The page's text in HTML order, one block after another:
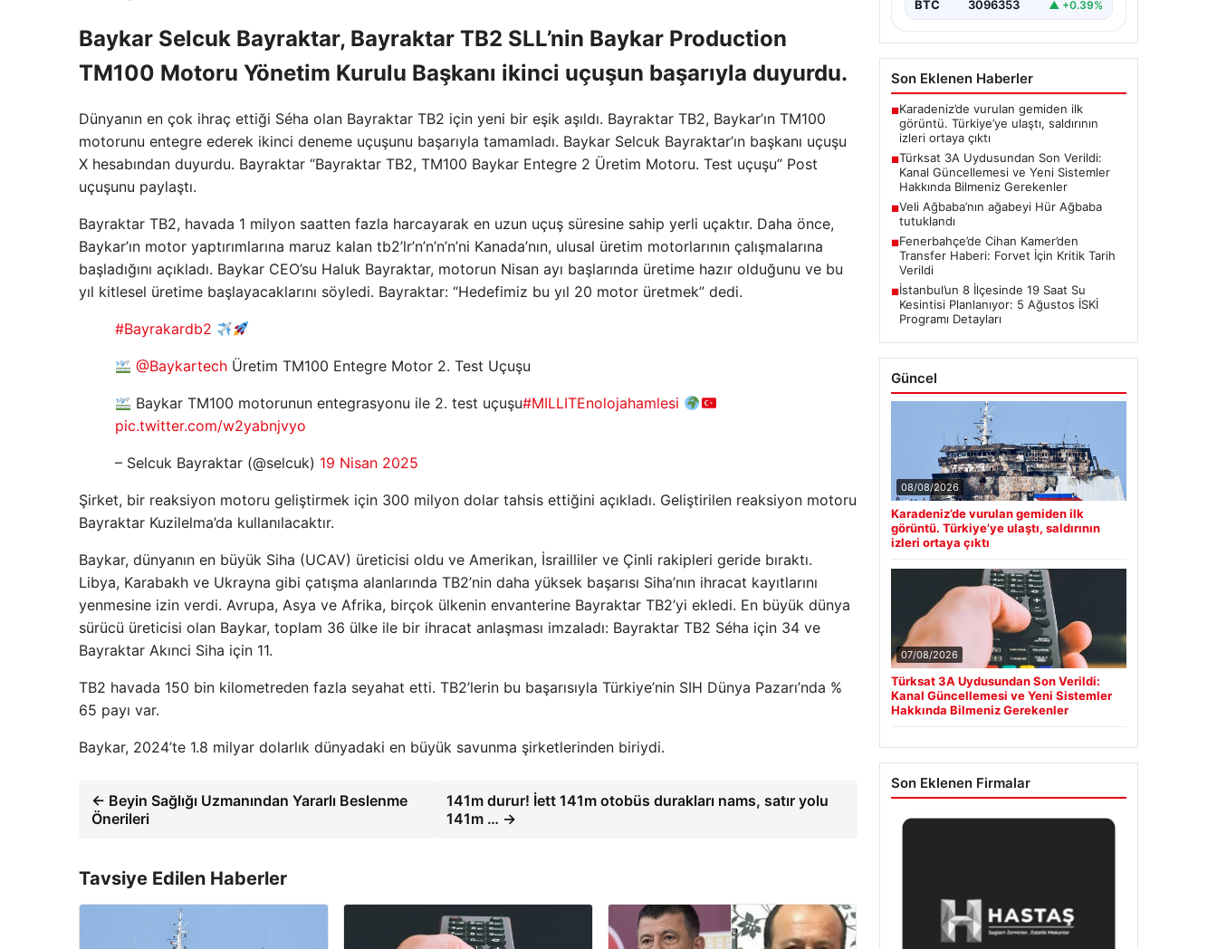
Baykar Selcuk Bayraktar, Bayraktar TB2 SLL’nin Baykar Production
TM100 Motoru Yönetim Kurulu Başkanı ikinci uçuşun başarıyla duyurdu.
Dünyanın en çok ihraç ettiği Séha olan Bayraktar TB2 için yeni bir eşik aşıldı. Bayraktar TB2, Baykar’ın TM100
motorunu entegre ederek ikinci deneme uçuşunu başarıyla tamamladı. Baykar Selcuk Bayraktar’ın başkanı uçuşu
X hesabından duyurdu. Bayraktar “Bayraktar TB2, TM100 Baykar Entegre 2 Üretim Motoru. Test uçuşu” Post
uçuşunu paylaştı.
Bayraktar TB2, havada 1 milyon saatten fazla harcayarak en uzun uçuş süresine sahip yerli uçaktır. Daha önce,
Baykar’ın motor yaptırımlarına maruz kalan tb2’lr’n’n’n’n’ni Kanada’nın, ulusal üretim motorlarının çalışmalarına
başladığını açıkladı. Baykar CEO’su Haluk Bayraktar, motorun Nisan ayı başlarında üretime hazır olduğunu ve bu
yıl kitlesel üretime başlayacaklarını söyledi. Bayraktar: “Hedefimiz bu yıl 20 motor üretmek” dedi.
#Bayrakardb2
@Baykartech Üretim TM100 Entegre Motor 2. Test Uçuşu
Baykar TM100 motorunun entegrasyonu ile 2. test uçuşu#MILLITEnolojahamlesi
pic.twitter.com/w2yabnjvyo
– Selcuk Bayraktar (@selcuk) 19 Nisan 2025
Şirket, bir reaksiyon motoru geliştirmek için 300 milyon dolar tahsis ettiğini açıkladı. Geliştirilen reaksiyon motoru
Bayraktar Kuzilelma’da kullanılacaktır.
Baykar, dünyanın en büyük Siha (UCAV) üreticisi oldu ve Amerikan, İsrailliler ve Çinli rakipleri geride bıraktı.
Libya, Karabakh ve Ukrayna gibi çatışma alanlarında TB2’nin daha yüksek başarısı Siha’nın ihracat kayıtlarını
yenmesine izin verdi. Avrupa, Asya ve Afrika, birçok ülkenin envanterine Bayraktar TB2’yi ekledi. En büyük dünya
sürücü üreticisi olan Baykar, toplam 36 ülke ile bir ihracat anlaşması imzaladı: Bayraktar TB2 Séha için 34 ve
Bayraktar Akınci Siha için 11.
TB2 havada 150 bin kilometreden fazla seyahat etti. TB2’lerin bu başarısıyla Türkiye’nin SIH Dünya Pazarı’nda %
65 payı var.
Baykar, 2024’te 1.8 milyar dolarlık dünyadaki en büyük savunma şirketlerinden biriydi.
← Beyin Sağlığı Uzmanından Yararlı Beslenme
Önerileri
141m durur! İett 141m otobüs durakları nams, satır yolu
141m … →
Tavsiye Edilen Haberler
BTC 3096353 ▲ +0.39%
Son Eklenen Haberler
■Karadeniz’de vurulan gemiden ilk
görüntü. Türkiye’ye ulaştı, saldırının
izleri ortaya çıktı
■Türksat 3A Uydusundan Son Verildi:
Kanal Güncellemesi ve Yeni Sistemler
Hakkında Bilmeniz Gerekenler
■Veli Ağbaba’nın ağabeyi Hür Ağbaba
tutuklandı
■Fenerbahçe’de Cihan Kamer’den
Transfer Haberi: Forvet İçin Kritik Tarih
Verildi
■İstanbul’un 8 İlçesinde 19 Saat Su
Kesintisi Planlanıyor: 5 Ağustos İSKİ
Programı Detayları
Güncel
08/08/2026
Karadeniz’de vurulan gemiden ilk
görüntü. Türkiye’ye ulaştı, saldırının
izleri ortaya çıktı
07/08/2026
Türksat 3A Uydusundan Son Verildi:
Kanal Güncellemesi ve Yeni Sistemler
Hakkında Bilmeniz Gerekenler
Son Eklenen Firmalar